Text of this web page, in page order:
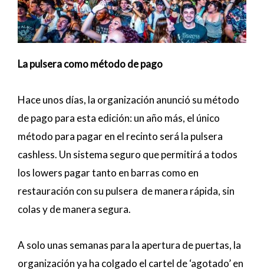
La pulsera como método de pago
Hace unos días, la organización anunció su método
de pago para esta edición: un año más, el único
método para pagar en el recinto será la pulsera
cashless. Un sistema seguro que permitirá a todos
los lowers pagar tanto en barras como en
restauración con su pulsera de manera rápida, sin
colas y de manera segura.
A solo unas semanas para la apertura de puertas, la
organización ya ha colgado el cartel de ‘agotado’ en